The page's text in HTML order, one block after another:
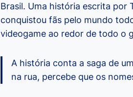
Brasil. Uma história escrita por
conquistou fãs pelo mundo
videogame ao redor de todo o
A história conta a saga de
na rua, percebe que os